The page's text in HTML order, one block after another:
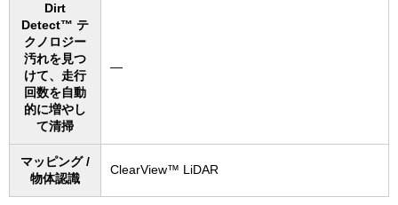
Dirt
Detect™ テ
クノロジー
汚れを見つ
けて、走行
回数を自動
的に増やし
て清掃
―
マッピング /
物体認識
ClearView™​ LiDAR